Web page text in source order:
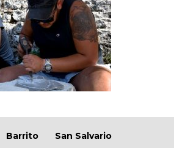
Barrito
San Salvario